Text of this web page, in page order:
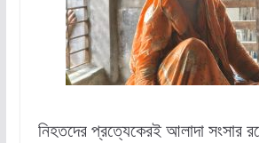
নিহতদের প্রত্যেকেরই আলাদা সংসার